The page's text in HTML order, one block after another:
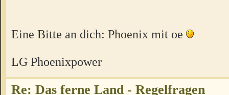
Eine Bitte an dich: Phoenix mit oe
LG Phoenixpower
Re: Das ferne Land - Regelfragen